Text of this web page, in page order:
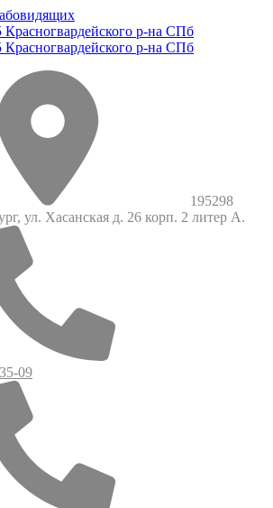
195298
ул. Хасанская д. 26 корп. 2 литер А.
09